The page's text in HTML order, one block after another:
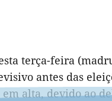
terça-feira
antes das
alta, devido ao